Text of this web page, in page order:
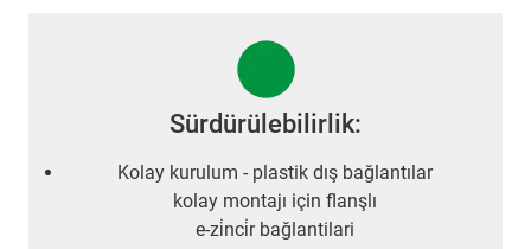
Sürdürülebilirlik:
Kolay kurulum - plastik dış bağlantılar
kolay montajı için flanşlı
e-zi̇nci̇r bağlantilari